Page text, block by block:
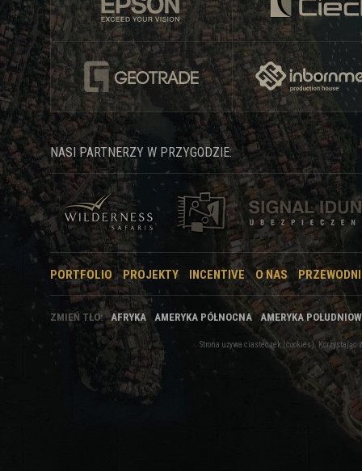
NASI PARTNERZY W PRZYGODZIE:
PORTFOLIO PROJEKTY INCENTIVE O NAS
ZMIEŃ TŁO: AFRYKA AMERYKA PÓŁNOCNA AMERYKA
Strona używa ciasteczek (cookies).